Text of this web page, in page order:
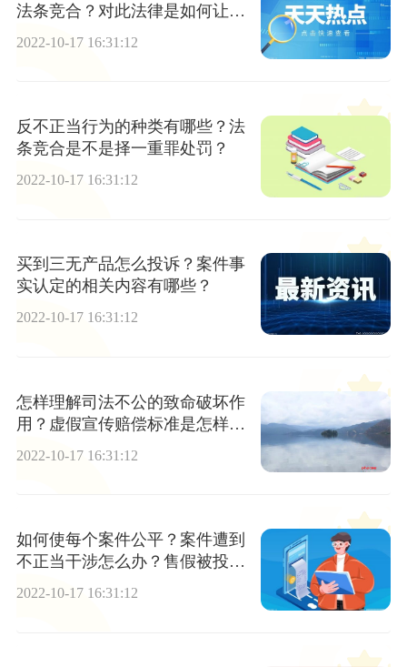
法条竞合？对此法律是如何让规
2022-10-17 16:31:12
反不正当行为的种类有哪些？法
条竞合是不是择一重罪处罚？
2022-10-17 16:31:12
买到三无产品怎么投诉？案件事
实认定的相关内容有哪些？
2022-10-17 16:31:12
怎样理解司法不公的致命破坏作
用？虚假宣传赔偿标准是怎样
2022-10-17 16:31:12
如何使每个案件公平？案件遭到
不正当干涉怎么办？售假被投诉
到工商局怎么办？
2022-10-17 16:31:12